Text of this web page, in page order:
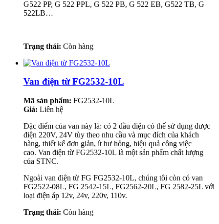
G522 PP, G 522 PPL, G 522 PB, G 522 EB, G522 TB, G
522LB…
Trạng thái: Còn hàng
Van điện từ FG2532-10L
Mã sản phẩm: FG2532-10L
Giá: Liên hệ
Đặc điểm của van này là: có 2 đầu điện có thể sử dụng được
điện 220V, 24V tùy theo nhu cầu và mục đích của khách
hàng, thiết kế đơn giản, ít hư hỏng, hiệu quả công việc
cao. Van điện từ FG2532-10L là một sản phẩm chất lượng
của STNC.
Ngoài van điện từ FG FG2532-10L, chúng tôi còn có van
FG2522-08L, FG 2542-15L, FG2562-20L, FG 2582-25L với
loại điện áp 12v, 24v, 220v, 110v.
Trạng thái: Còn hàng